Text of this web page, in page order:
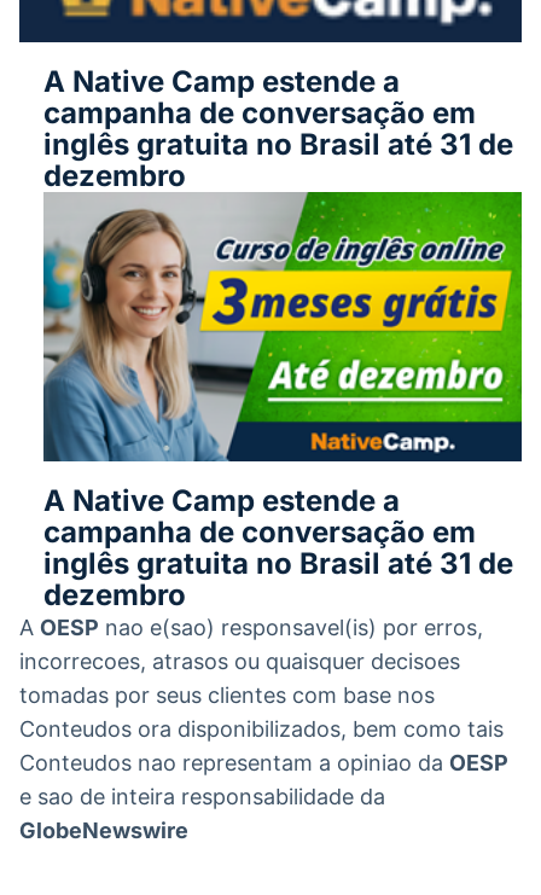
A Native Camp estende a
campanha de conversação em
inglês gratuita no Brasil até 31 de
dezembro
A Native Camp estende a
campanha de conversação em
inglês gratuita no Brasil até 31 de
dezembro
A OESP nao e(sao) responsavel(is) por erros,
incorrecoes, atrasos ou quaisquer decisoes
tomadas por seus clientes com base nos
Conteudos ora disponibilizados, bem como tais
Conteudos nao representam a opiniao da OESP
e sao de inteira responsabilidade da
GlobeNewswire